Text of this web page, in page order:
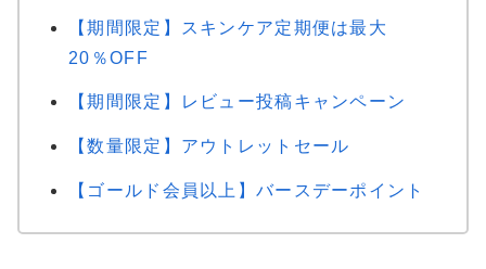
【期間限定】スキンケア定期便は最大
20％OFF
【期間限定】レビュー投稿キャンペーン
【数量限定】アウトレットセール
【ゴールド会員以上】バースデーポイント